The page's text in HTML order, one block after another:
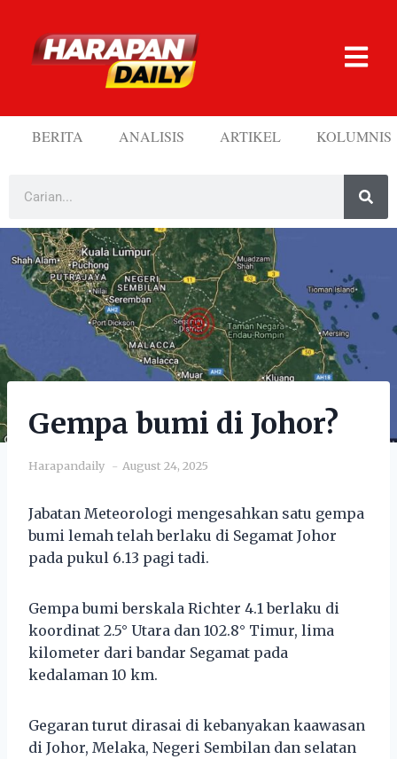
BERITA ANALISIS ARTIKEL KOLUMNIS
Gempa bumi di Johor?
Harapandaily August 24, 2025
Jabatan Meteorologi mengesahkan satu gempa
bumi lemah telah berlaku di Segamat Johor
pada pukul 6.13 pagi tadi.
Gempa bumi berskala Richter 4.1 berlaku di
koordinat 2.5° Utara dan 102.8° Timur, lima
kilometer dari bandar Segamat pada
kedalaman 10 km.
Gegaran turut dirasai di kebanyakan kaawasan
di Johor, Melaka, Negeri Sembilan dan selatan